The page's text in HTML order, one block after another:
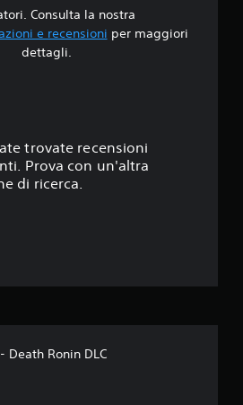
s
u
Consulta la nostra
e recensioni per maggiori
dettagli.
trovate recensioni
Prova con un'altra
di ricerca.
Death Ronin DLC